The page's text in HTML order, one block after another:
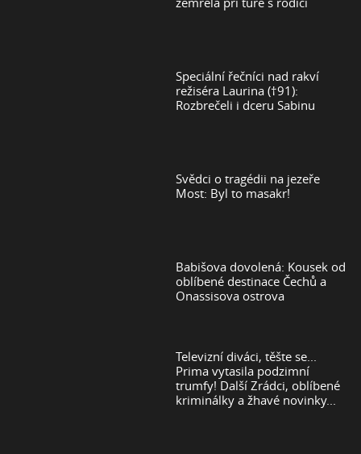
Speciální řečníci nad rakví
režiséra Laurina (†91):
Rozbrečeli i dceru Sabinu
Svědci o tragédii na jezeře
Most: Byl to masakr!
Babišova dovolená: Kousek od
oblíbené destinace Čechů a
Onassisova ostrova
Televizní diváci, těšte se...
Prima vytasila podzimní
trumfy! Další Zrádci, oblíbené
kriminálky a žhavé novinky...